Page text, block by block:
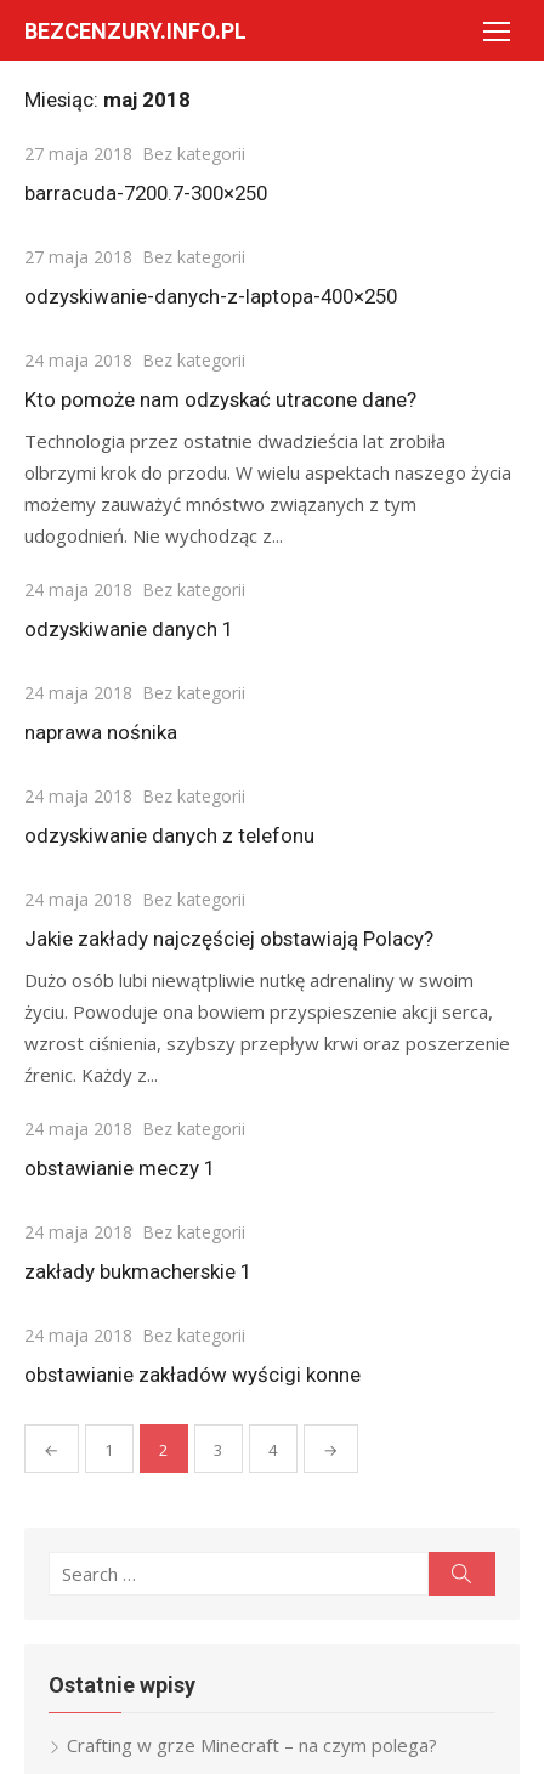
BEZCENZURY.INFO.PL
Miesiąc: maj 2018
Posted
on
27 maja 2018 Bez kategorii
barracuda-7200.7-300×250
Posted
27 maja 2018 Bez kategorii
odzyskiwanie-danych-z-laptopa-400×250
Posted
on
24 maja 2018 Bez kategorii
Kto pomoże nam odzyskać utracone dane?
Technologia przez ostatnie dwadzieścia lat zrobiła
olbrzymi krok do przodu. W wielu aspektach naszego życia
możemy zauważyć mnóstwo związanych z tym
udogodnień. Nie wychodząc z...
Posted
24 maja 2018 Bez kategorii
odzyskiwanie danych 1
Posted
24 maja 2018 Bez kategorii
naprawa nośnika
Posted
24 maja 2018 Bez kategorii
odzyskiwanie danych z telefonu
Posted
on
24 maja 2018 Bez kategorii
Jakie zakłady najczęściej obstawiają Polacy?
Dużo osób lubi niewątpliwie nutkę adrenaliny w swoim
życiu. Powoduje ona bowiem przyspieszenie akcji serca,
wzrost ciśnienia, szybszy przepływ krwi oraz poszerzenie
źrenic. Każdy z...
Posted
on
24 maja 2018 Bez kategorii
obstawianie meczy 1
Posted
24 maja 2018 Bez kategorii
zakłady bukmacherskie 1
Posted
on
24 maja 2018 Bez kategorii
obstawianie zakładów wyścigi konne
Stronicowanie
wpisów
← 1 2 3 4 →
Search
Ostatnie wpisy
Crafting w grze Minecraft – na czym polega?